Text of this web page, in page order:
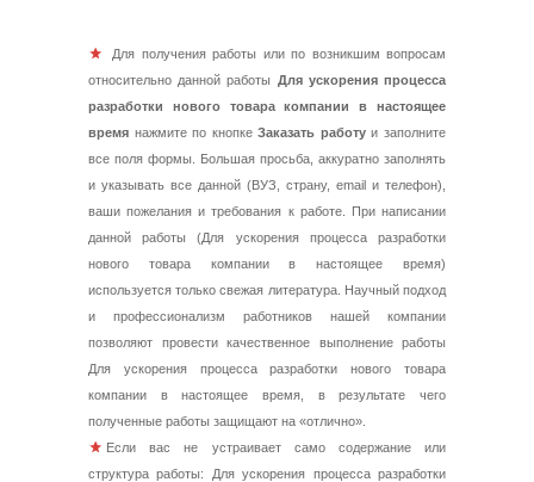
Для получения работы или по возникшим вопросам
относительно данной работы Для ускорения процесса
разработки нового товара компании в настоящее
время нажмите по кнопкеЗаказать работуи заполните
все поля формы. Большая просьба, аккуратно заполнять
и указывать все данной (ВУЗ, страну, email и телефон),
ваши пожелания и требования к работе. При написании
данной работы (Для ускорения процесса разработки
нового товара компании в настоящее время)
используется только свежая литература. Научный подход
и профессионализм работников нашей компании
позволяют провести качественное выполнение работы
Для ускорения процесса разработки нового товара
компании в настоящее время, в результате чего
полученные работы защищают на «отлично».
Если вас не устраивает само содержание или
структура работы: Для ускорения процесса разработки